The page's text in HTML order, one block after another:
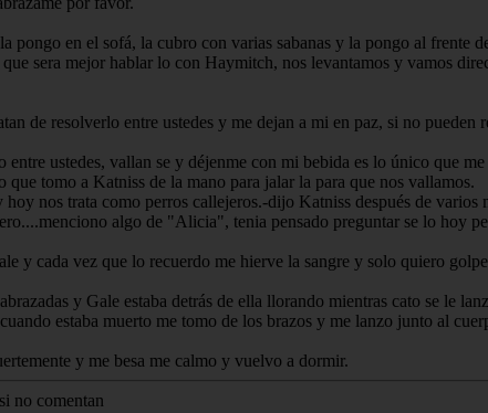
pongo en el sofá, la cubro con varias sabanas y la pongo al frente
sera mejor hablar lo con Haymitch, nos levantamos y vamos
de resolverlo entre ustedes y me dejan a mi en paz, si no
entre ustedes, vallan se y déjenme con mi bebida es lo único que
tomo a Katniss de la mano para jalar la para que nos vallamos.
nos trata como perros callejeros.-dijo Katniss después de varios
algo de "Alicia", tenia pensado preguntar se lo hoy
y cada vez que lo recuerdo me hierve la sangre y solo quiero
y Gale estaba detrás de ella llorando mientras cato se le
estaba muerto me tomo de los brazos y me lanzo junto al
y me besa me calmo y vuelvo a dormir.
no comentan